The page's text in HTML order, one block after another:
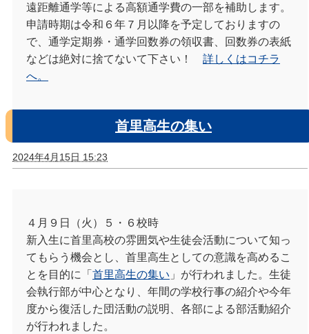
遠距離通学等による高額通学費の一部を補助します。
申請時期は令和６年７月以降を予定しておりますの
で、通学定期券・通学回数券の領収書、回数券の表紙
などは絶対に捨てないて下さい！ 詳しくはコチラ
へ。
首里高生の集い
2024年4月15日 15:23
４月９日（火）５・６校時
新入生に首里高校の雰囲気や生徒会活動について知っ
てもらう機会とし、首里高生としての意識を高めるこ
とを目的に「 首里高生の集い 」が行われました。生徒
会執行部が中心となり、年間の学校行事の紹介や今年
度から復活した団活動の説明、各部による部活動紹介
が行われました。